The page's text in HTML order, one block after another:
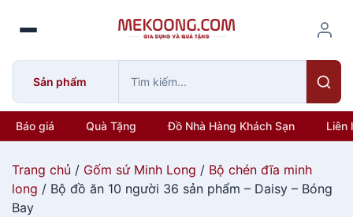
o
Sản phẩm
Báo giá Quà Tặng Đồ Nhà Hàng Khách Sạn Liên
Trang chủ / Gốm sứ Minh Long / Bộ chén đĩa minh
long / Bộ đồ ăn 10 người 36 sản phẩm – Daisy – Bóng
Bay